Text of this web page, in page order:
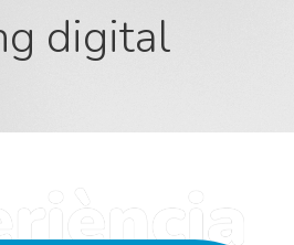
digital